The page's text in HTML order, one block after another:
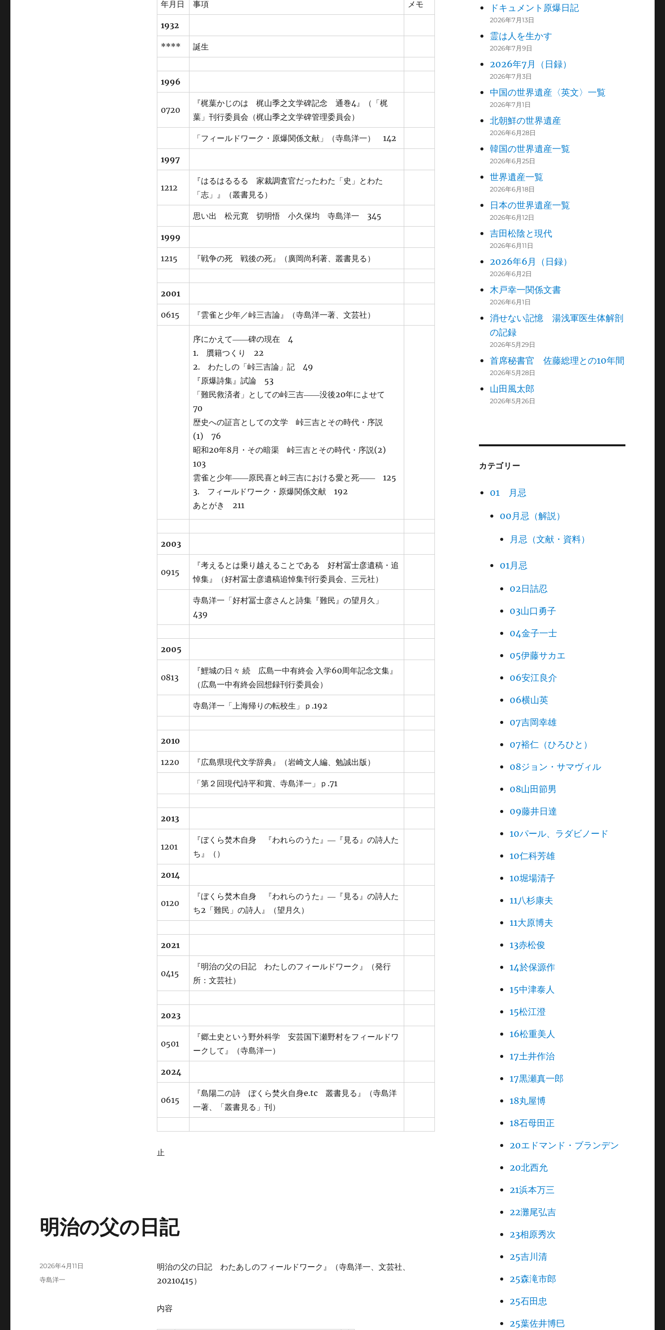
年月日 事項 メモ
1932
**** 誕生
1996
0720
『梶葉かじのは 梶山季之文学碑記念 通巻4』（「梶
葉」刊行委員会（梶山季之文学碑管理委員会）
「フィールドワーク・原爆関係文献」（寺島洋一） 142
1997
1212
『はるはるるる 家裁調査官だったわた「史」とわた
「志」』（叢書見る）
思い出 松元寛 切明悟 小久保均 寺島洋一 345
1999
1215 『戦争の死 戦後の死』（廣岡尚利著、叢書見る）
2001
0615 『雲雀と少年／峠三吉論』（寺島洋一著、文芸社）
序にかえて――碑の現在 4
1. 贋籍つくり 22
2. わたしの「峠三吉論」記 49
『原爆詩集』試論 53
「難民救済者」としての峠三吉――没後20年によせて
70
歴史への証言としての文学 峠三吉とその時代・序説
(1) 76
昭和20年8月・その暗渠 峠三吉とその時代・序説(2)
103
雲雀と少年――原民喜と峠三吉における愛と死―― 125
3. フィールドワーク・原爆関係文献 192
あとがき 211
2003
0915
『考えるとは乗り越えることである 好村冨士彦遺稿・追
悼集』（好村冨士彦遺稿追悼集刊行委員会、三元社）
寺島洋一「好村冨士彦さんと詩集『難民』の望月久」
439
2005
0813
『鯉城の日々 続 広島一中有終会 入学60周年記念文集』
（広島一中有終会回想録刊行委員会）
寺島洋一「上海帰りの転校生」ｐ.192
2010
1220 『広島県現代文学辞典』（岩崎文人編、勉誠出版）
「第２回現代詩平和賞、寺島洋一」ｐ.71
2013
1201
『ぼくら焚木自身 『われらのうた』―『見る』の詩人た
ち』（）
2014
0120
『ぼくら焚木自身 『われらのうた』―『見る』の詩人た
ち2「難民」の詩人』（望月久）
2021
0415
『明治の父の日記 わたしのフィールドワーク』（発行
所：文芸社）
2023
0501
『郷土史という野外科学 安芸国下瀬野村をフィールドワ
ークして』（寺島洋一）
2024
0615
『島陽二の詩 ぼくら焚火自身e.tc 叢書見る』（寺島洋
一著、「叢書見る」刊）
止
明治の父の日記
明治の父の日記 わたあしのフィールドワーク』（寺島洋一、文芸社、
20210415）
内容
投
稿
2026年4月11日
カ
寺島洋一
ドキュメント原爆日記
2026年7月13日
霊は人を生かす
2026年7月9日
2026年7月（日録）
2026年7月3日
中国の世界遺産〈英文〉一覧
2026年7月1日
北朝鮮の世界遺産
2026年6月28日
韓国の世界遺産一覧
2026年6月25日
世界遺産一覧
2026年6月18日
日本の世界遺産一覧
2026年6月12日
吉田松陰と現代
2026年6月11日
2026年6月（日録）
2026年6月2日
木戸幸一関係文書
2026年6月1日
消せない記憶 湯浅軍医生体解剖
の記録
2026年5月29日
首席秘書官 佐藤総理との10年間
2026年5月28日
山田風太郎
2026年5月26日
カテゴリー
01 月忌
00月忌（解説）
月忌（文献・資料）
01月忌
02日詰忍
03山口勇子
04金子一士
05伊藤サカエ
06安江良介
06横山英
07吉岡幸雄
07裕仁（ひろひと）
08ジョン・サマヴィル
08山田節男
09藤井日達
10パール、ラダビノード
10仁科芳雄
10堀場清子
11八杉康夫
11大原博夫
13赤松俊
14於保源作
15中津泰人
15松江澄
16松重美人
17土井作治
17黒瀬真一郎
18丸屋博
18石母田正
20エドマンド・ブランデン
20北西允
21浜本万三
22灘尾弘吉
23相原秀次
25吉川清
25森滝市郎
25石田忠
25葉佐井博巳